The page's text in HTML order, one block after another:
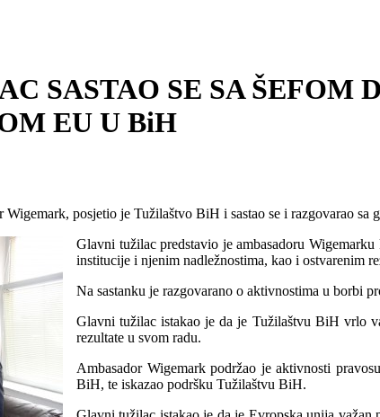
SASTAO SE SA ŠEFOM
EU U BiH
posjetio je Tužilaštvo BiH i sastao se i razgovarao sa
Glavni tužilac predstavio je ambasadoru
institucije i njenim nadležnostima, kao i ostvarenim
Na sastanku je razgovarano o aktivnostima u borbi
Glavni tužilac istakao je da je Tužilaštvu BiH vrlo
rezultate u svom radu.
Ambasador Wigemark podržao je aktivnosti
BiH, te iskazao podršku Tužilaštvu BiH.